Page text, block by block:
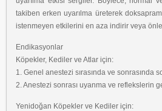
takiben erken uyarılma üreterek
istenmeyen etkilerini en aza indirir veya
Endikasyonlar
Köpekler, Kediler ve Atlar için:
1. Genel anestezi sırasında ve sonrasında
2. Anestezi sonrası uyanma ve reflekslerin
Yenidoğan Köpekler ve Kediler için: